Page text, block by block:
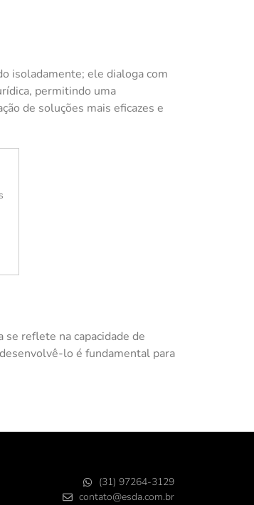
isoladamente; ele dialoga com
permitindo uma
de soluções mais eficazes e
reflete na capacidade de
lo é fundamental para
(31) 97264-3129
contato@esda.com.br